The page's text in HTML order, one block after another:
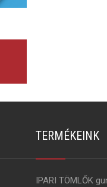
TERMÉKEINK
IPARI TÖMLŐK